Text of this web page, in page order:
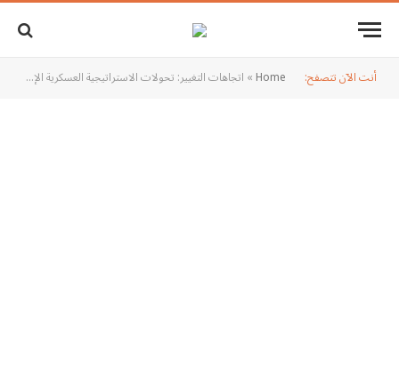
أنت الآن تتصفح: Home
» اتجاهات التغيير: تحولات الاستراتيجية العسكرية الإسرائيلية بعد عملية طوفان الأقصى